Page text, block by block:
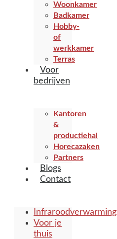
Woonkamer
Badkamer
Hobby-
of
werkkamer
Terras
Voor
bedrijven
Kantoren
&
productiehal
Horecazaken
Partners
Blogs
Contact
Infraroodverwarming
Voor je
thuis